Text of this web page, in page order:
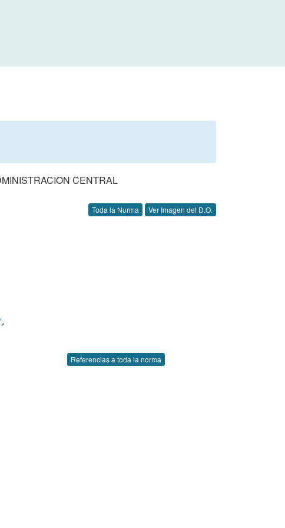
CENTRAL
Toda la Norma Ver Imagen del D.O.
Referencias a toda la norma